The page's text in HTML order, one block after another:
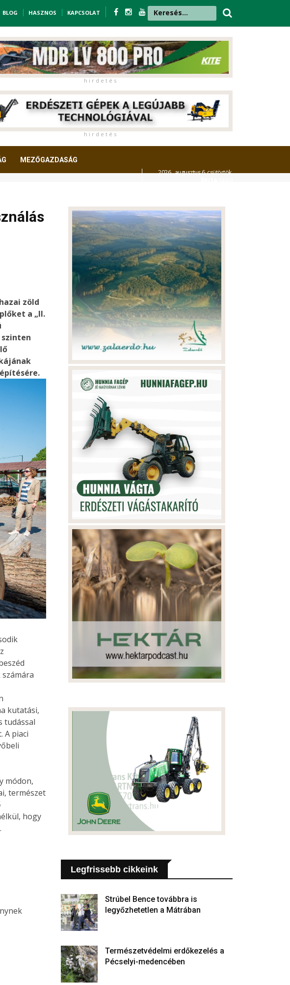
BLOG HASZNOS KAPCSOLAT
h i r d e t é s
h i r d e t é s
MEZŐGAZDASÁG
2026. augusztus 6. csütörtök,
zöld
a „II.
kutatási,
tudással
A piaci
módon,
természet
hogy
Legfrissebb cikkeink
Strúbel Bence továbbra is
legyőzhetetlen a Mátrában
Természetvédelmi erdőkezelés a
Pécselyi-medencében